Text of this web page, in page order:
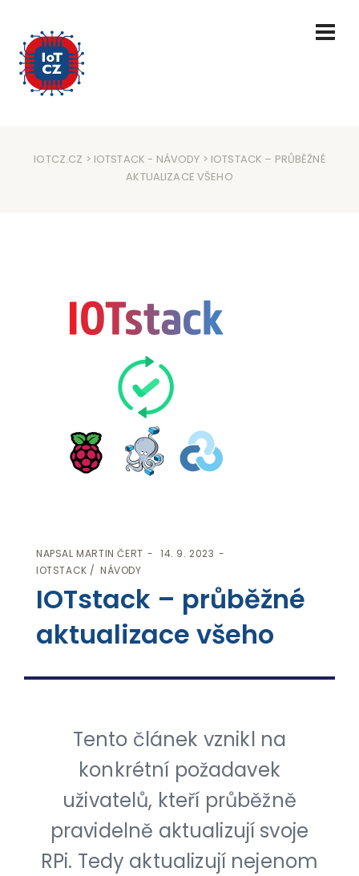
IOTCZ.CZ > IOTSTACK - NÁVODY > IOTSTACK – PRŮBĚŽNÉ
AKTUALIZACE VŠEHO
NAPSALMARTIN ČERT
14. 9. 2023
IOTSTACK
NÁVODY
IOTstack – průběžné
aktualizace všeho
Tento článek vznikl na
konkrétní požadavek
uživatelů, kteří průběžně
pravidelně aktualizují svoje
RPi. Tedy aktualizují nejenom